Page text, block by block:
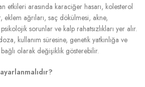
etkileri arasında karaciğer hasarı, kolesterol
ağrıları, saç dökülmesi, akne,
sorunlar ve kalp rahatsızlıkları yer alır.
kullanım süresine, genetik yatkınlığa ve
olarak değişiklik gösterebilir.